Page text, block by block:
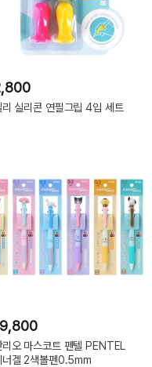
리 실리콘 연필그립 4입 세트
리오 마스코트 펜텔 PENTEL
너겔 2색볼펜0.5mm